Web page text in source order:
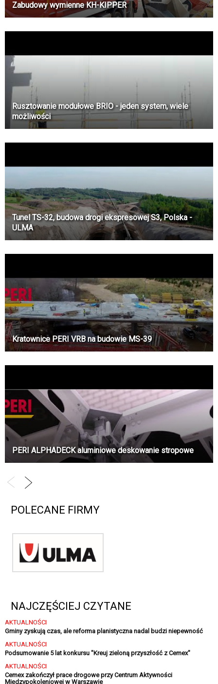
Zabudowy wymienne KH-KIPPER
Rusztowanie modułowe BRIO - jeden system, wiele
możliwości
Tunel TS-32, budowa drogi ekspresowej S3, Polska -
ULMA
Kratownice PERI VRB na budowie MS-39
PERI ALPHADECK aluminiowe deskowanie stropowe
POLECANE FIRMY
NAJCZĘŚCIEJ CZYTANE
AKTUALNOŚCI
Gminy zyskują czas, ale reforma planistyczna nadal budzi niepewność
AKTUALNOŚCI
Podsumowanie 5 lat konkursu "Kreuj zieloną przyszłość z Cemex"
AKTUALNOŚCI
Cemex zakończył prace drogowe przy Centrum Aktywności
Międzypokoleniowej w Warszawie